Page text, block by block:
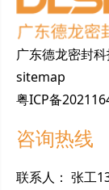
广东德龙密封
sitemap
粤ICP备
咨询热线
联系人 ： 张工